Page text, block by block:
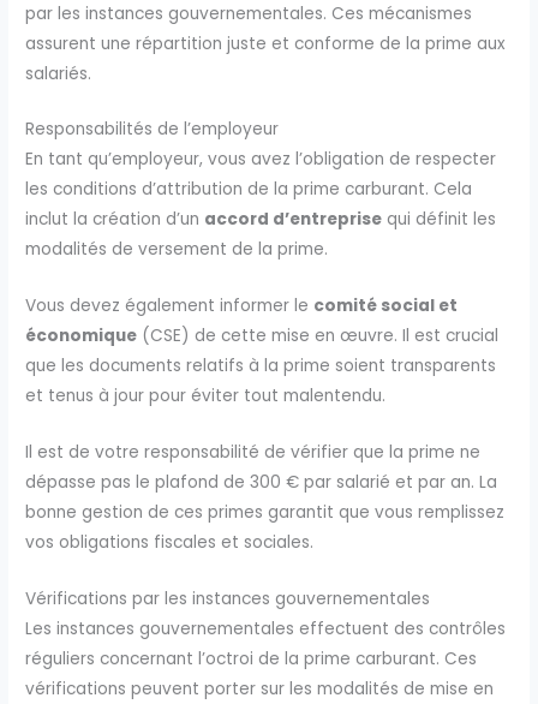
par les instances gouvernementales. Ces mécanismes
assurent une répartition juste et conforme de la prime aux
salariés.
Responsabilités de l’employeur
En tant qu’employeur, vous avez l’obligation de respecter
les conditions d’attribution de la prime carburant. Cela
inclut la création d’un accord d’entreprise qui définit les
modalités de versement de la prime.
Vous devez également informer le comité social et
économique (CSE) de cette mise en œuvre. Il est crucial
que les documents relatifs à la prime soient transparents
et tenus à jour pour éviter tout malentendu.
Il est de votre responsabilité de vérifier que la prime ne
dépasse pas le plafond de 300 € par salarié et par an. La
bonne gestion de ces primes garantit que vous remplissez
vos obligations fiscales et sociales.
Vérifications par les instances gouvernementales
Les instances gouvernementales effectuent des contrôles
réguliers concernant l’octroi de la prime carburant. Ces
vérifications peuvent porter sur les modalités de mise en